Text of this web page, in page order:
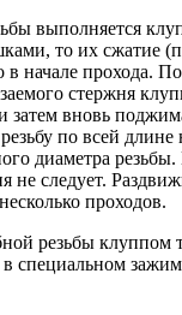
выполняется
то их сжатие
в начале прохода.
стержня
затем вновь
по всей длине
диаметра
не следует.
проходов.
резьбы клуппом
специальном